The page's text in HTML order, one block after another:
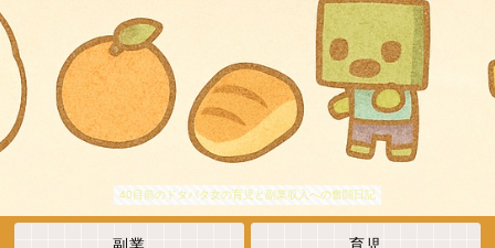
40目前のドタバタ女の育児と副業収入への奮闘日記